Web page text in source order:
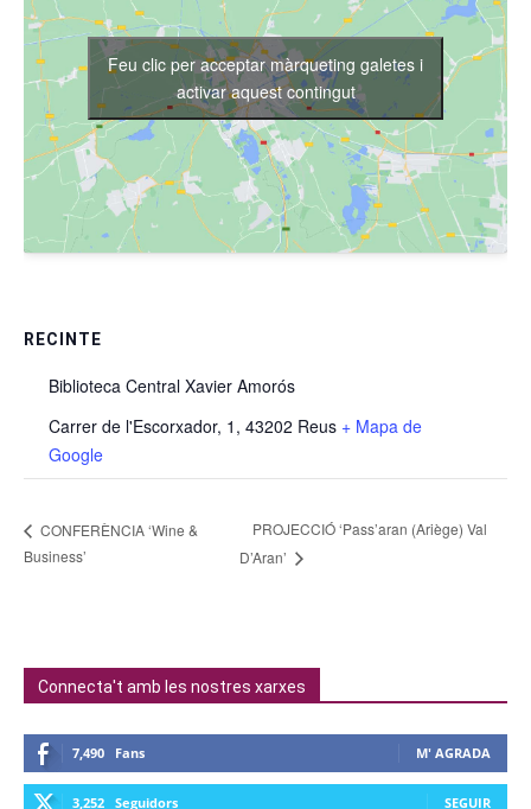
RECINTE
Biblioteca Central Xavier Amorós
Carrer de l'Escorxador, 1, 43202 Reus + Mapa de
Google
Feu clic per acceptar màrqueting galetes i
activar aquest contingut
CONFERÈNCIA ‘Wine &
Business’
PROJECCIÓ ‘Pass’aran (Ariège) Val
D’Aran’
Connecta't amb les nostres xarxes
7,490 Fans M' AGRADA
3,252 Seguidors SEGUIR